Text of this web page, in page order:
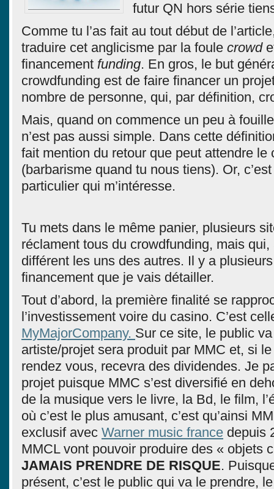
futur QN hors série
Comme tu l’as fait au tout début de
traduire cet anglicisme par la foule crowd
financement funding. En gros, le but
crowdfunding est de faire financer un
nombre de personne, qui, par définition,
Mais, quand on commence un peu à
n’est pas aussi simple. Dans cette
fait mention du retour que peut attendre le
(barbarisme quand tu nous tiens). Or,
particulier qui m’intéresse.
Tu mets dans le même panier, plusieurs
réclament tous du crowdfunding, mais
différent les uns des autres. Il y a
financement que je vais détailler.
Tout d’abord, la première finalité se
l’investissement voire du casino. C’est
MyMajorCompany. Sur ce site, le public
artiste/projet sera produit par MMC et, si
rendez vous, recevra des dividendes. Je
projet puisque MMC s’est diversifié en
de la musique vers le livre, la Bd, le film,
où c’est le plus amusant, c’est qu’ainsi
exclusif avec Warner music france depuis
MMCL vont pouvoir produire des « objets
JAMAIS PRENDRE DE RISQUE.
présent, c’est le public qui va le prendre,